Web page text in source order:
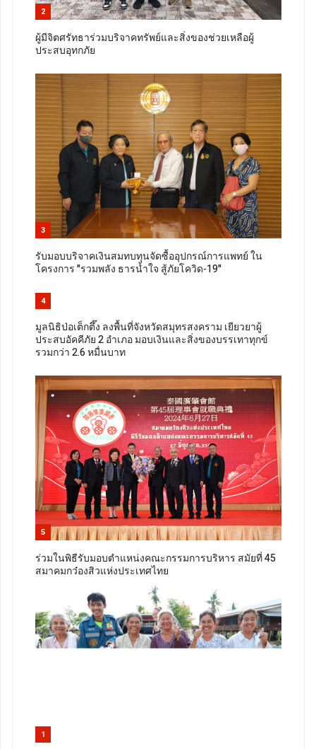
2
ผู้มีจิตศรัทธาร่วมบริจาคทรัพย์และสิ่งของช่วยเหลือผู้
ประสบอุทกภัย
3
รับมอบบริจาคเงินสมทบทุนจัดซื้ออุปกรณ์การแพทย์ ใน
โครงการ "รวมพลัง ธารน้ำใจ สู้ภัยโควิด-19"
4
มูลนิธิป่อเต็กตึ๊ง ลงพื้นที่จังหวัดสมุทรสงคราม เยียวยาผู้
ประสบอัคคีภัย 2 อำเภอ มอบเงินและสิ่งของบรรเทาทุกข์
รวมกว่า 2.6 หมื่นบาท
5
ร่วมในพิธีรับมอบตำแหน่งคณะกรรมการบริหาร สมัยที่ 45
สมาคมกว๋องสิวแห่งประเทศไทย
1